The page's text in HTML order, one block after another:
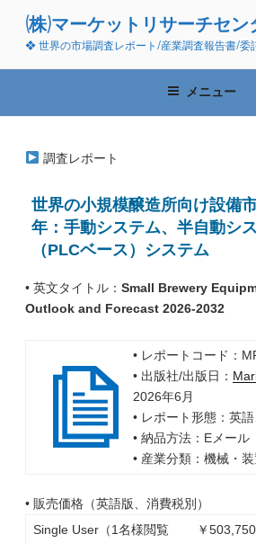
ン
(株)マーケットリサーチセン
❖ 世界の市場調査レポート/産業調査報告書/委
メニュー
調査レポート
世界の小規模醸造所向け設備
年：手動システム、半自動シ
（PLCベース）システム
• 英文タイトル： Small Brewery
Outlook and Forecast 2026-2032
• レポートコード：
• 出版社/出版日：
2026年6月
• レポート形態：英
• 納品方法：Eメール
• 産業分類：機械・
• 販売価格（英語版、消費税別）
Single User（1名様閲覧
￥503,750